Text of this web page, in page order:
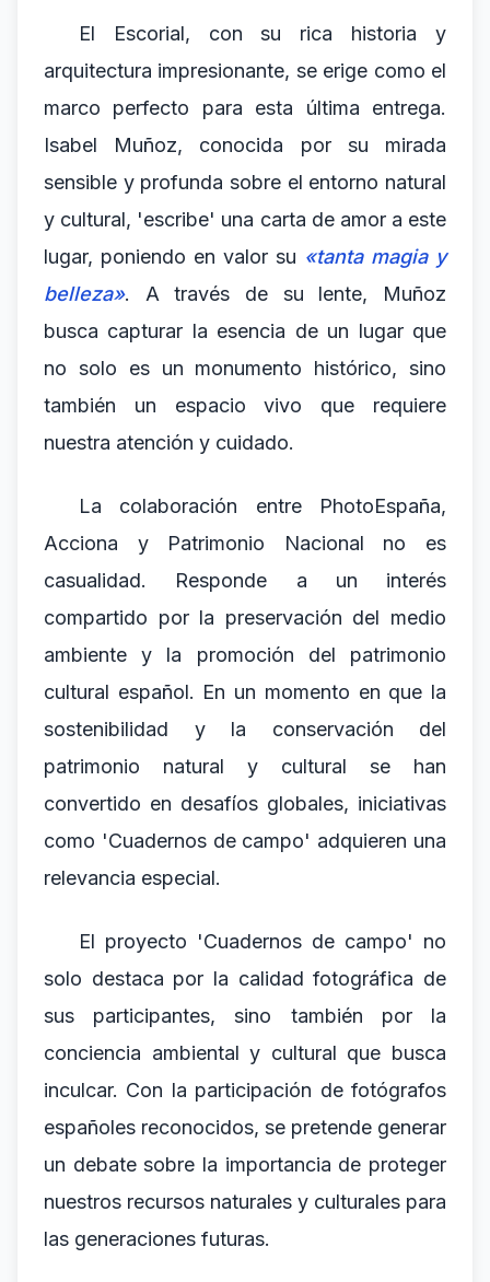
El Escorial, con su rica historia y
arquitectura impresionante, se erige como el
marco perfecto para esta última entrega.
Isabel Muñoz, conocida por su mirada
sensible y profunda sobre el entorno natural
y cultural, 'escribe' una carta de amor a este
lugar, poniendo en valor su «tanta magia y
belleza». A través de su lente, Muñoz
busca capturar la esencia de un lugar que
no solo es un monumento histórico, sino
también un espacio vivo que requiere
nuestra atención y cuidado.
La colaboración entre PhotoEspaña,
Acciona y Patrimonio Nacional no es
casualidad. Responde a un interés
compartido por la preservación del medio
ambiente y la promoción del patrimonio
cultural español. En un momento en que la
sostenibilidad y la conservación del
patrimonio natural y cultural se han
convertido en desafíos globales, iniciativas
como 'Cuadernos de campo' adquieren una
relevancia especial.
El proyecto 'Cuadernos de campo' no
solo destaca por la calidad fotográfica de
sus participantes, sino también por la
conciencia ambiental y cultural que busca
inculcar. Con la participación de fotógrafos
españoles reconocidos, se pretende generar
un debate sobre la importancia de proteger
nuestros recursos naturales y culturales para
las generaciones futuras.